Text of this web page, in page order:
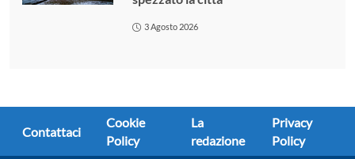
3 Agosto 2026
Contattaci
Cookie
Policy
La
redazione
Privacy
Policy